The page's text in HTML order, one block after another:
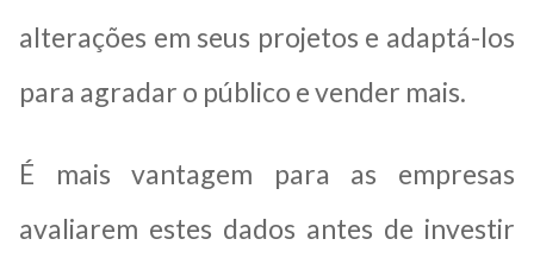
alterações em seus projetos e adaptá-los
para agradar o público e vender mais.
É mais vantagem para as empresas
avaliarem estes dados antes de investir